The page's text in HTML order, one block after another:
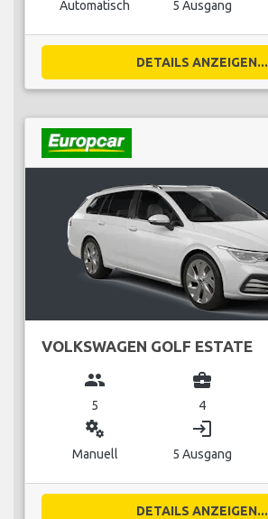
Automatisch 5 Ausgang
DETAILS ANZEIGEN...
VOLKSWAGEN GOLF ESTATE
group
5
business_center
4
miscellaneous_services
Manuell
login
5 Ausgang
DETAILS ANZEIGEN...